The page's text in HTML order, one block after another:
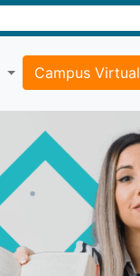
Campus Virtual